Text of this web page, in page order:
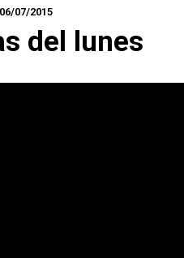
07/2015
del lunes